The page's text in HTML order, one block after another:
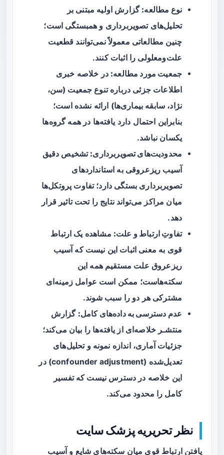
نوع مطالعه: گزارش اولیه مبتنی بر
تحلیل‌های تصویربرداری و همبستگی است؛
چنین مطالعاتی معمولاً نمی‌توانند قطعیت
علت‌ومعلولی را اثبات کنند.
جمعیت مورد مطالعه: در خلاصه خبری
اطلاعات جزئی درباره تنوع جمعیت (سن،
نژاد، سابقه بیماری‌ها) ارائه نشده است؛
بنابراین احتمال دارد یافته‌ها در همه گروه‌ها
یکسان نباشد.
محدودیت‌های تصویربرداری: تشخیص دقیق
آسیب ریزعروقی به استانداردهای
تصویربرداری بستگی دارد؛ تفاوت پروتکل‌ها
میان مراکز می‌تواند نتایج را تحت تاثیر قرار
دهد.
تفاوتِ ارتباط و علت: مشاهده یک ارتباط
قوی به معنی اثبات این نیست که آسیب
ریزعروق علت مستقیم همه این
سکته‌هاست؛ ممکن است عوامل زمینه‌ای
مشترکی هر دو را سبب شوند.
عدم دسترسی به داده‌های کامل: گزارش
منتشـر خلاصه‌ای از یافته‌ها را بیان می‌کند؛
جزئیات آماری، اندازه نمونه و تحلیل‌های
تعدیل‌شده (confounder adjustment) در
این خلاصه در دسترس نیست که تفسیر
کامل را محدود می‌کند.
نظر تحریریه پزشک سایت
یافتن ارتباط قوی میان سکته‌های شایع و آسیب